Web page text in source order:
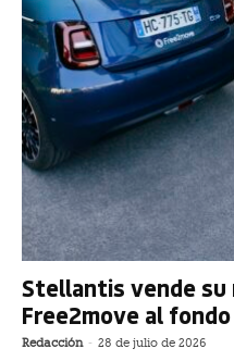
Stellantis vende su
Free2move al
Redacción - 28 de julio de 2026